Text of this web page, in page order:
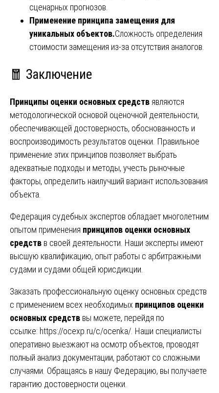
сценарных прогнозов.
Применение принципа замещения для
уникальных объектов.Сложность определения
стоимости замещения из-за отсутствия аналогов.
🧧 Заключение
Принципы оценки основных средств являются
методологической основой оценочной деятельности,
обеспечивающей достоверность, обоснованность и
воспроизводимость результатов оценки. Правильное
применение этих принципов позволяет выбрать
адекватные подходы и методы, учесть рыночные
факторы, определить наилучший вариант использования
объекта.
Федерация судебных экспертов обладает многолетним
опытом применения принципов оценки основных
средств в своей деятельности. Наши эксперты имеют
высшую квалификацию, опыт работы с арбитражными
судами и судами общей юрисдикции.
Заказать профессиональную оценку основных средств
с применением всех необходимых принципов оценки
основных средств вы можете, перейдя по
ссылке: https://ocexp.ru/c/ocenka/ . Наши специалисты
оперативно выезжают на осмотр объектов, проводят
полный анализ документации, работают со сложными
случаями. Обращаясь в нашу Федерацию, вы получаете
гарантию достоверности оценки.